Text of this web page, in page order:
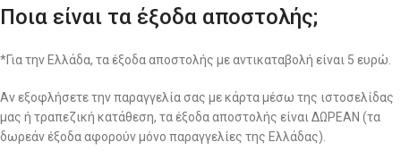
Ποια είναι τα έξοδα αποστολής;
*Για την Ελλάδα, τα έξοδα αποστολής με αντικαταβολή είναι 5 ευρώ.
Αν εξοφλήσετε την παραγγελία σας με κάρτα μέσω της ιστοσελίδας
μας ή τραπεζική κατάθεση, τα έξοδα αποστολής είναι ΔΩΡΕΑΝ (τα
δωρεάν έξοδα αφορούν μόνο παραγγελίες της Ελλάδας).